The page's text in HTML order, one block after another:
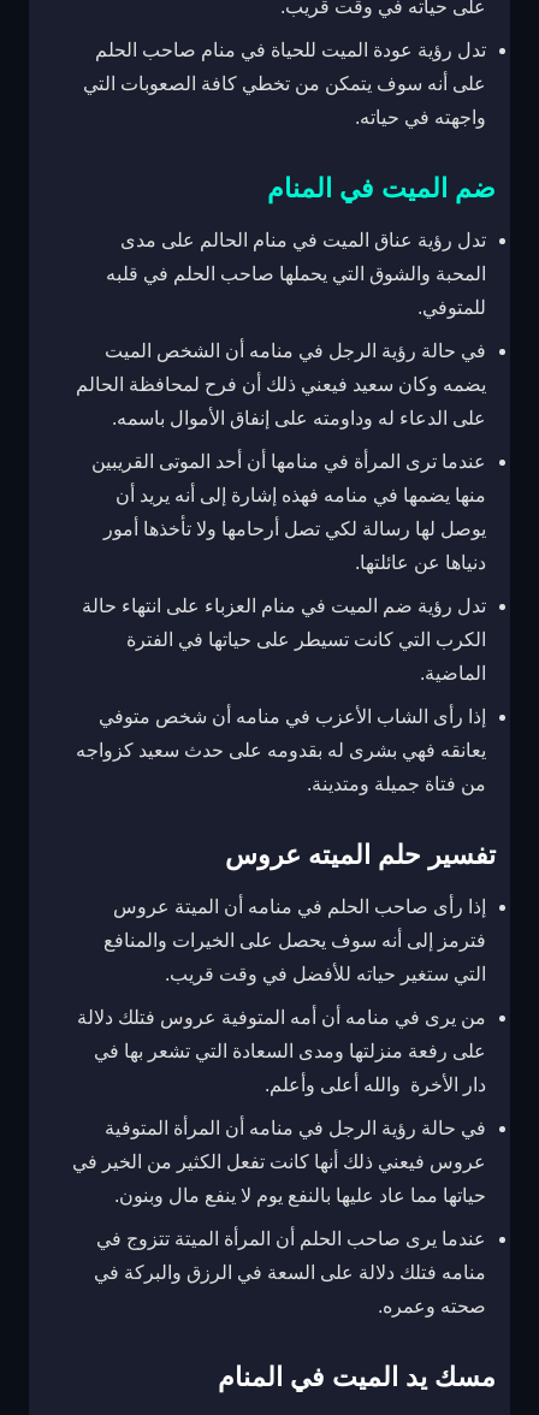
على حياته في وقت قريب.
تدل رؤية عودة الميت للحياة في منام صاحب الحلم
على أنه سوف يتمكن من تخطي كافة الصعوبات التي
واجهته في حياته.
ضم الميت في المنام
تدل رؤية عناق الميت في منام الحالم على مدى
المحبة والشوق التي يحملها صاحب الحلم في قلبه
للمتوفي.
في حالة رؤية الرجل في منامه أن الشخص الميت
يضمه وكان سعيد فيعني ذلك أن فرح لمحافظة الحالم
على الدعاء له وداومته على إنفاق الأموال باسمه.
عندما ترى المرأة في منامها أن أحد الموتى القريبين
منها يضمها في منامه فهذه إشارة إلى أنه يريد أن
يوصل لها رسالة لكي تصل أرحامها ولا تأخذها أمور
دنياها عن عائلتها.
تدل رؤية ضم الميت في منام العزباء على انتهاء حالة
الكرب التي كانت تسيطر على حياتها في الفترة
الماضية.
إذا رأى الشاب الأعزب في منامه أن شخص متوفي
يعانقه فهي بشرى له بقدومه على حدث سعيد كزواجه
من فتاة جميلة ومتدينة.
تفسير حلم الميته عروس
إذا رأى صاحب الحلم في منامه أن الميتة عروس
فترمز إلى أنه سوف يحصل على الخيرات والمنافع
التي ستغير حياته للأفضل في وقت قريب.
من يرى في منامه أن أمه المتوفية عروس فتلك دلالة
على رفعة منزلتها ومدى السعادة التي تشعر بها في
دار الأخرة والله أعلى وأعلم.
في حالة رؤية الرجل في منامه أن المرأة المتوفية
عروس فيعني ذلك أنها كانت تفعل الكثير من الخير في
حياتها مما عاد عليها بالنفع يوم لا ينفع مال وبنون.
عندما يرى صاحب الحلم أن المرأة الميتة تتزوج في
منامه فتلك دلالة على السعة في الرزق والبركة في
صحته وعمره.
مسك يد الميت في المنام